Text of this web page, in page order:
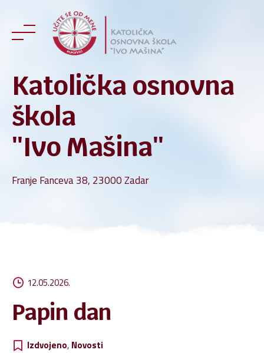
content
Katolička osnovna
škola
''Ivo Mašina''
Franje Fanceva 38, 23000 Zadar
12.05.2026.
Papin dan
Izdvojeno, Novosti